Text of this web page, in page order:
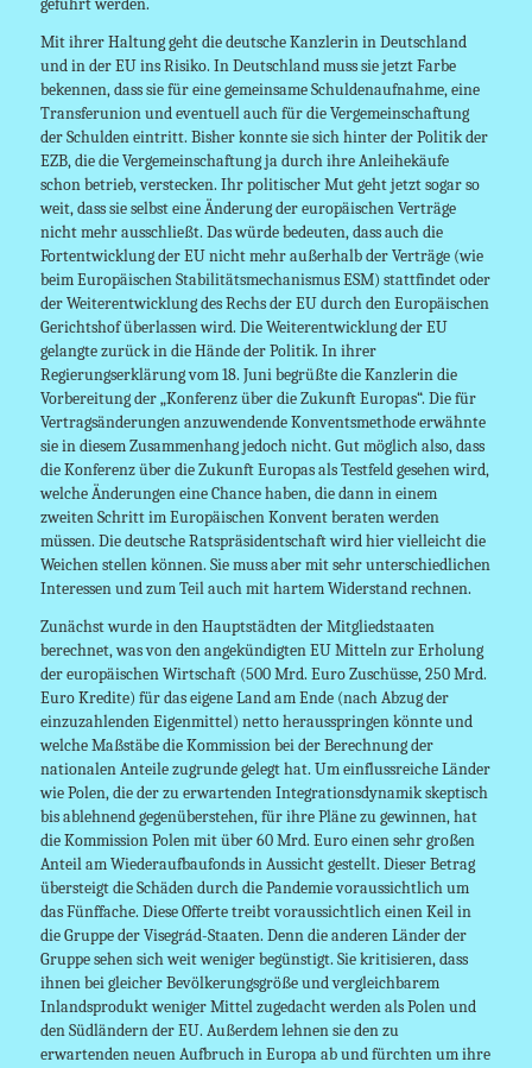
geführt werden.
Mit ihrer Haltung geht die deutsche Kanzlerin in Deutschland
und in der EU ins Risiko. In Deutschland muss sie jetzt Farbe
bekennen, dass sie für eine gemeinsame Schuldenaufnahme, eine
Transferunion und eventuell auch für die Vergemeinschaftung
der Schulden eintritt. Bisher konnte sie sich hinter der Politik der
EZB, die die Vergemeinschaftung ja durch ihre Anleihekäufe
schon betrieb, verstecken. Ihr politischer Mut geht jetzt sogar so
weit, dass sie selbst eine Änderung der europäischen Verträge
nicht mehr ausschließt. Das würde bedeuten, dass auch die
Fortentwicklung der EU nicht mehr außerhalb der Verträge (wie
beim Europäischen Stabilitätsmechanismus ESM) stattfindet oder
der Weiterentwicklung des Rechs der EU durch den Europäischen
Gerichtshof überlassen wird. Die Weiterentwicklung der EU
gelangte zurück in die Hände der Politik. In ihrer
Regierungserklärung vom 18. Juni begrüßte die Kanzlerin die
Vorbereitung der „Konferenz über die Zukunft Europas“. Die für
Vertragsänderungen anzuwendende Konventsmethode erwähnte
sie in diesem Zusammenhang jedoch nicht. Gut möglich also, dass
die Konferenz über die Zukunft Europas als Testfeld gesehen wird,
welche Änderungen eine Chance haben, die dann in einem
zweiten Schritt im Europäischen Konvent beraten werden
müssen. Die deutsche Ratspräsidentschaft wird hier vielleicht die
Weichen stellen können. Sie muss aber mit sehr unterschiedlichen
Interessen und zum Teil auch mit hartem Widerstand rechnen.
Zunächst wurde in den Hauptstädten der Mitgliedstaaten
berechnet, was von den angekündigten EU Mitteln zur Erholung
der europäischen Wirtschaft (500 Mrd. Euro Zuschüsse, 250 Mrd.
Euro Kredite) für das eigene Land am Ende (nach Abzug der
einzuzahlenden Eigenmittel) netto herausspringen könnte und
welche Maßstäbe die Kommission bei der Berechnung der
nationalen Anteile zugrunde gelegt hat. Um einflussreiche Länder
wie Polen, die der zu erwartenden Integrationsdynamik skeptisch
bis ablehnend gegenüberstehen, für ihre Pläne zu gewinnen, hat
die Kommission Polen mit über 60 Mrd. Euro einen sehr großen
Anteil am Wiederaufbaufonds in Aussicht gestellt. Dieser Betrag
übersteigt die Schäden durch die Pandemie voraussichtlich um
das Fünffache. Diese Offerte treibt voraussichtlich einen Keil in
die Gruppe der Visegrád-Staaten. Denn die anderen Länder der
Gruppe sehen sich weit weniger begünstigt. Sie kritisieren, dass
ihnen bei gleicher Bevölkerungsgröße und vergleichbarem
Inlandsprodukt weniger Mittel zugedacht werden als Polen und
den Südländern der EU. Außerdem lehnen sie den zu
erwartenden neuen Aufbruch in Europa ab und fürchten um ihre